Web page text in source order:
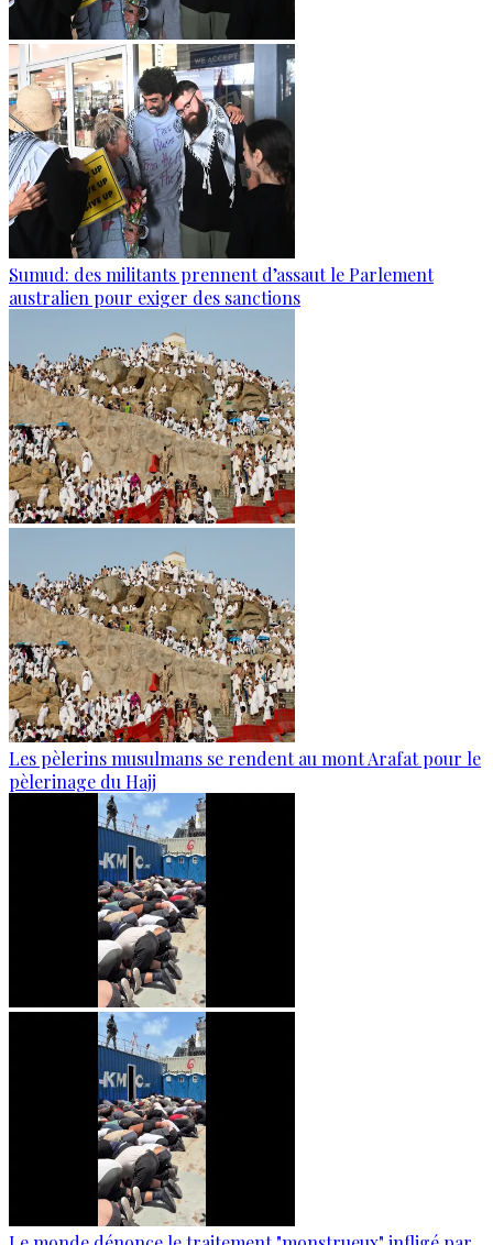
Sumud: des militants prennent d’assaut le Parlement
australien pour exiger des sanctions
Les pèlerins musulmans se rendent au mont Arafat pour le
pèlerinage du Hajj